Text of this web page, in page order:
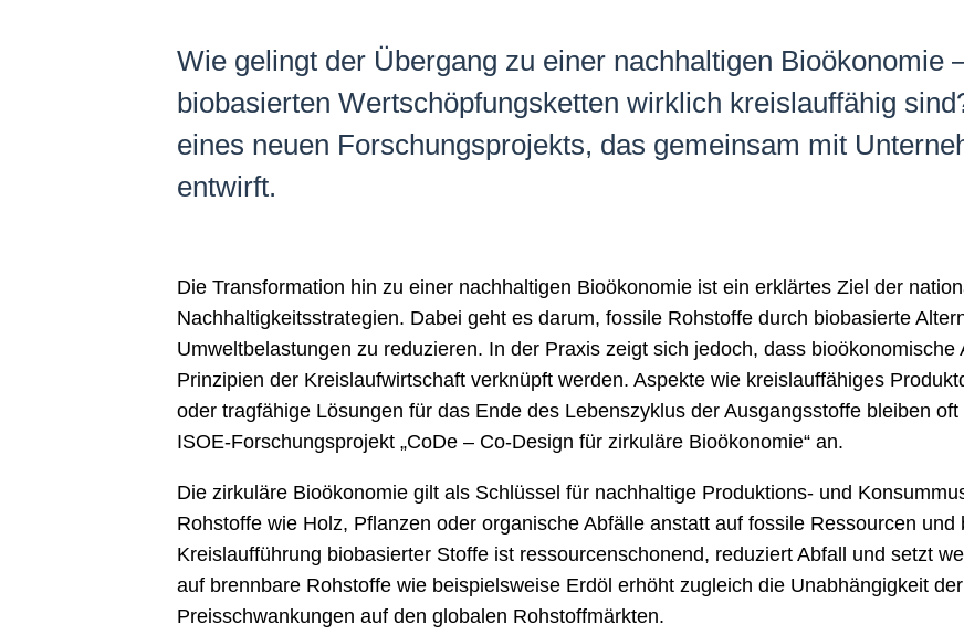
Wie gelingt der Übergang zu einer nachhaltigen Bioökonomie
biobasierten Wertschöpfungsketten wirklich kreislauffähig
eines neuen Forschungsprojekts, das gemeinsam mit
entwirft.
Die Transformation hin zu einer nachhaltigen Bioökonomie ist ein erklärtes Ziel der
Nachhaltigkeitsstrategien. Dabei geht es darum, fossile Rohstoffe durch biobasierte
Umweltbelastungen zu reduzieren. In der Praxis zeigt sich jedoch, dass
Prinzipien der Kreislaufwirtschaft verknüpft werden. Aspekte wie kreislauffähiges
oder tragfähige Lösungen für das Ende des Lebenszyklus der Ausgangsstoffe bleiben
ISOE-Forschungsprojekt „CoDe – Co-Design für zirkuläre Bioökonomie“ an.
Die zirkuläre Bioökonomie gilt als Schlüssel für nachhaltige Produktions- und
Rohstoffe wie Holz, Pflanzen oder organische Abfälle anstatt auf fossile Ressourcen
Kreislaufführung biobasierter Stoffe ist ressourcenschonend, reduziert Abfall und setzt
auf brennbare Rohstoffe wie beispielsweise Erdöl erhöht zugleich die Unabhängigkeit
Preisschwankungen auf den globalen Rohstoffmärkten.